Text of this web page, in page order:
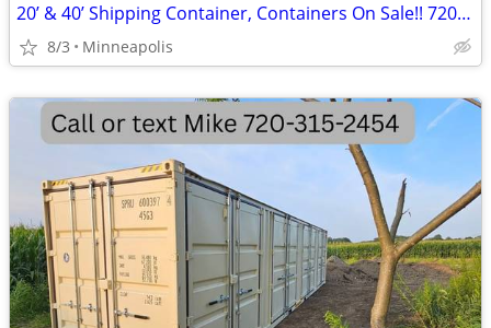
20’ & 40’ Shipping Container, Containers On Sale!! 720-315-2454
8/3 Minneapolis